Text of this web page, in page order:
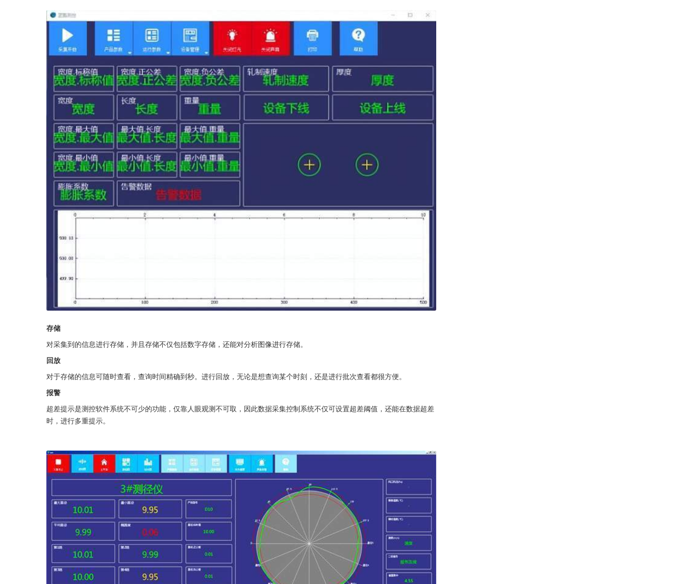
存储
对采集到的信息进行存储，并且存储不仅包括数字存储，还能对分析图像进行存储。
回放
对于存储的信息可随时查看，查询时间精确到秒。进行回放，无论是想查询某个时刻，还是进行批次查看都很方便。
报警
超差提示是测控软件系统不可少的功能，仅靠人眼观测不可取，因此数据采集控制系统不仅可设置超差阈值，还能在数据超差
时，进行多重提示。